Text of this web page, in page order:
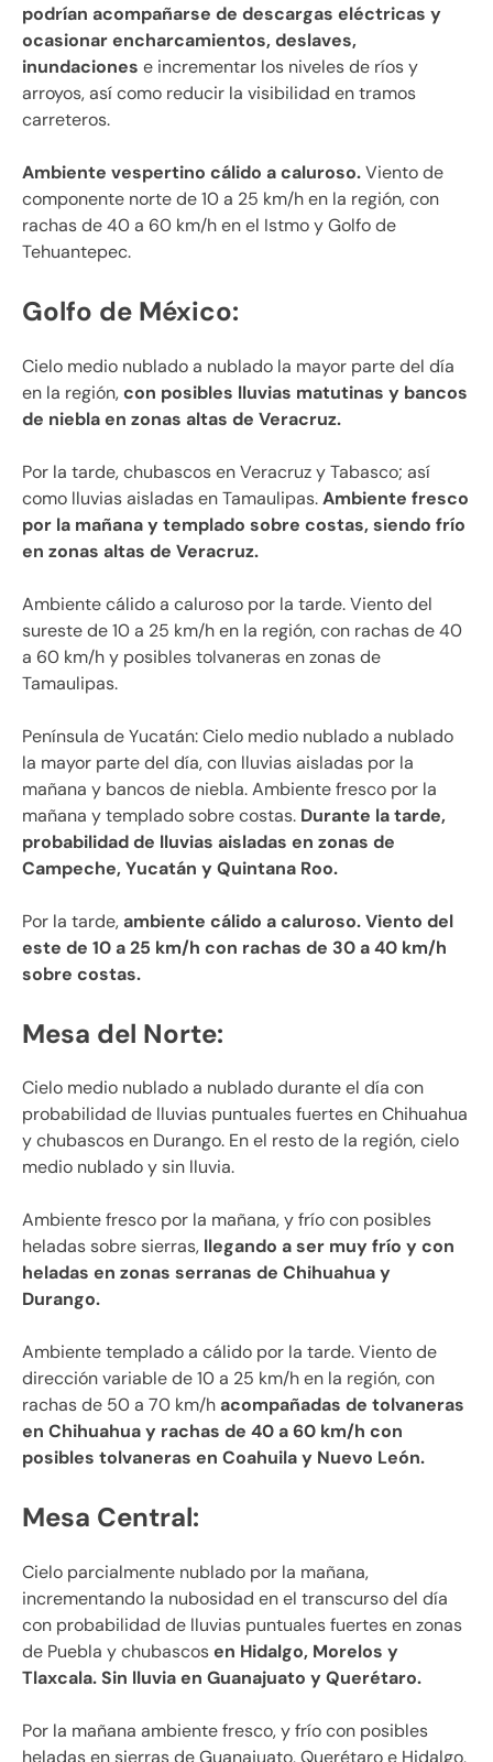
podrían acompañarse de descargas eléctricas y
ocasionar encharcamientos, deslaves,
inundaciones e incrementar los niveles de ríos y
arroyos, así como reducir la visibilidad en tramos
carreteros.
Ambiente vespertino cálido a caluroso.Viento de
componente norte de 10 a 25 km/h en la región, con
rachas de 40 a 60 km/h en el Istmo y Golfo de
Tehuantepec.
Golfo de México:
Cielo medio nublado a nublado la mayor parte del día
en la región,con posibles lluvias matutinas y bancos
de niebla en zonas altas de Veracruz.
Por la tarde, chubascos en Veracruz y Tabasco; así
como lluvias aisladas en Tamaulipas.Ambiente fresco
por la mañana y templado sobre costas, siendo frío
en zonas altas de Veracruz.
Ambiente cálido a caluroso por la tarde. Viento del
sureste de 10 a 25 km/h en la región, con rachas de 40
a 60 km/h y posibles tolvaneras en zonas de
Tamaulipas.
Península de Yucatán: Cielo medio nublado a nublado
la mayor parte del día, con lluvias aisladas por la
mañana y bancos de niebla. Ambiente fresco por la
mañana y templado sobre costas. Durante la tarde,
probabilidad de lluvias aisladas en zonas de
Campeche, Yucatán y Quintana Roo.
Por la tarde,ambiente cálido a caluroso. Viento del
este de 10 a 25 km/h con rachas de 30 a 40 km/h
sobre costas.
Mesa del Norte:
Cielo medio nublado a nublado durante el día con
probabilidad de lluvias puntuales fuertes en Chihuahua
y chubascos en Durango. En el resto de la región, cielo
medio nublado y sin lluvia.
Ambiente fresco por la mañana, y frío con posibles
heladas sobre sierras, llegando a ser muy frío y con
heladas en zonas serranas de Chihuahua y
Durango.
Ambiente templado a cálido por la tarde. Viento de
dirección variable de 10 a 25 km/h en la región, con
rachas de 50 a 70 km/hacompañadas de tolvaneras
en Chihuahua y rachas de 40 a 60 km/h con
posibles tolvaneras en Coahuila y Nuevo León.
Mesa Central:
Cielo parcialmente nublado por la mañana,
incrementando la nubosidad en el transcurso del día
con probabilidad de lluvias puntuales fuertes en zonas
de Puebla y chubascosen Hidalgo, Morelos y
Tlaxcala. Sin lluvia en Guanajuato y Querétaro.
Por la mañana ambiente fresco, y frío con posibles